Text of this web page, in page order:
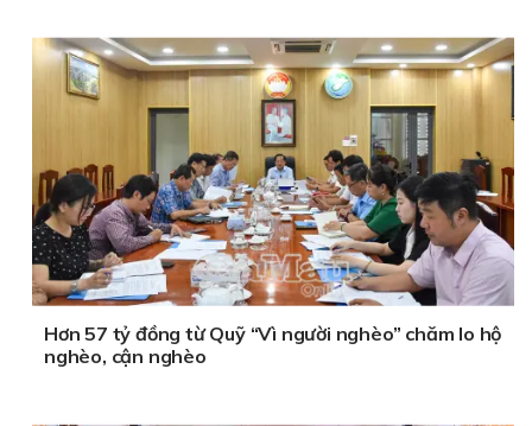
Hơn 57 tỷ đồng từ Quỹ “Vì người nghèo” chăm lo hộ
nghèo, cận nghèo